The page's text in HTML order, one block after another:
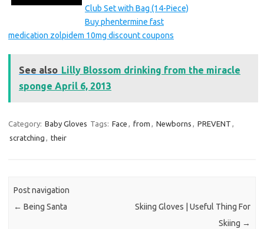
Club Set with Bag (14-Piece)
Buy phentermine fast
medication zolpidem 10mg discount coupons
See also Lilly Blossom drinking from the miracle
sponge April 6, 2013
Category: Baby Gloves Tags: Face , from , Newborns , PREVENT ,
scratching , their
Post navigation
← Being Santa
Skiing Gloves | Useful Thing For
Skiing →